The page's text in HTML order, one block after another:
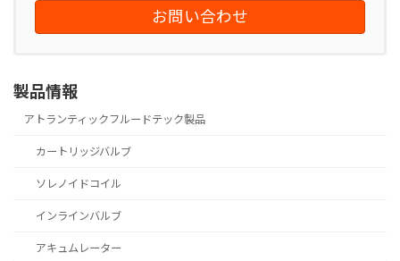
お問い合わせ
製品情報
アトランティックフルードテック製品
カートリッジバルブ
ソレノイドコイル
インラインバルブ
アキュムレーター